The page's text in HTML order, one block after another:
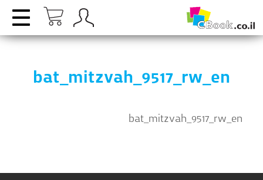
bat_mitzvah_9517_rw_en
bat_mitzvah_9517_rw_en